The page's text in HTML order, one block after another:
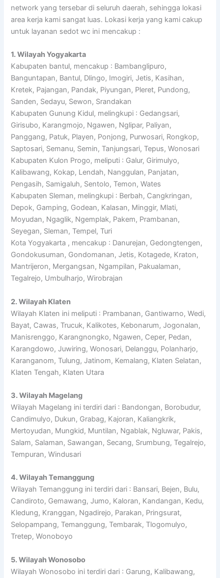
network yang tersebar di seluruh daerah, sehingga lokasi
area kerja kami sangat luas. Lokasi kerja yang kami cakup
untuk layanan sedot wc ini mencakup :
1. Wilayah Yogyakarta
Kabupaten bantul, mencakup : Bambanglipuro,
Banguntapan, Bantul, Dlingo, Imogiri, Jetis, Kasihan,
Kretek, Pajangan, Pandak, Piyungan, Pleret, Pundong,
Sanden, Sedayu, Sewon, Srandakan
Kabupaten Gunung Kidul, melingkupi : Gedangsari,
Girisubo, Karangmojo, Ngawen, Nglipar, Paliyan,
Panggang, Patuk, Playen, Ponjong, Purwosari, Rongkop,
Saptosari, Semanu, Semin, Tanjungsari, Tepus, Wonosari
Kabupaten Kulon Progo, meliputi : Galur, Girimulyo,
Kalibawang, Kokap, Lendah, Nanggulan, Panjatan,
Pengasih, Samigaluh, Sentolo, Temon, Wates
Kabupaten Sleman, melingkupi : Berbah, Cangkringan,
Depok, Gamping, Godean, Kalasan, Minggir, Mlati,
Moyudan, Ngaglik, Ngemplak, Pakem, Prambanan,
Seyegan, Sleman, Tempel, Turi
Kota Yogyakarta , mencakup : Danurejan, Gedongtengen,
Gondokusuman, Gondomanan, Jetis, Kotagede, Kraton,
Mantrijeron, Mergangsan, Ngampilan, Pakualaman,
Tegalrejo, Umbulharjo, Wirobrajan
2. Wilayah Klaten
Wilayah Klaten ini meliputi : Prambanan, Gantiwarno, Wedi,
Bayat, Cawas, Trucuk, Kalikotes, Kebonarum, Jogonalan,
Manisrenggo, Karangnongko, Ngawen, Ceper, Pedan,
Karangdowo, Juwiring, Wonosari, Delanggu, Polanharjo,
Karanganom, Tulung, Jatinom, Kemalang, Klaten Selatan,
Klaten Tengah, Klaten Utara
3. Wilayah Magelang
Wilayah Magelang ini terdiri dari : Bandongan, Borobudur,
Candimulyo, Dukun, Grabag, Kajoran, Kaliangkrik,
Mertoyudan, Mungkid, Muntilan, Ngablak, Ngluwar, Pakis,
Salam, Salaman, Sawangan, Secang, Srumbung, Tegalrejo,
Tempuran, Windusari
4. Wilayah Temanggung
Wilayah Temanggung ini terdiri dari : Bansari, Bejen, Bulu,
Candiroto, Gemawang, Jumo, Kaloran, Kandangan, Kedu,
Kledung, Kranggan, Ngadirejo, Parakan, Pringsurat,
Selopampang, Temanggung, Tembarak, Tlogomulyo,
Tretep, Wonoboyo
5. Wilayah Wonosobo
Wilayah Wonosobo ini terdiri dari : Garung, Kalibawang,